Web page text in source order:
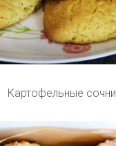
Картофельные сочни